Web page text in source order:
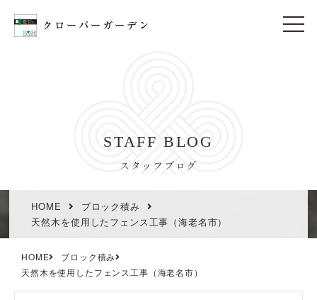
t
STAFF BLOG
スタッフブログ
HOME
ブロック積み
天然木を使用したフェンス工事（海老名市）
HOME
ブロック積み
天然木を使用したフェンス工事（海老名市）